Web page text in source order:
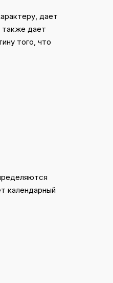
дает
также дает
того, что
календарный